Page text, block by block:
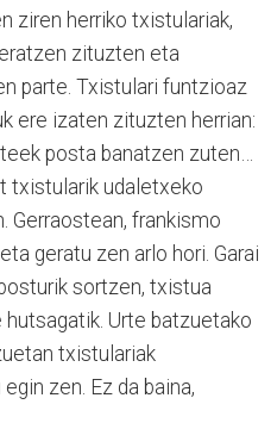
ziren herriko txistulariak,
zituzten eta
parte. Txistulari funtzioaz
ere izaten zituzten herrian:
posta banatzen zuten…
txistularik udaletxeko
Gerraostean, frankismo
geratu zen arlo hori. Garai
sortzen, txistua
Urte batzuetako
txistulariak
zen. Ez da baina,